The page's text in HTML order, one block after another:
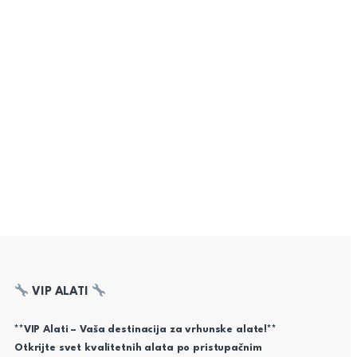
VIP ALATI
**VIP Alati – Vaša destinacija za vrhunske alate!**
Otkrijte svet kvalitetnih alata po pristupačnim